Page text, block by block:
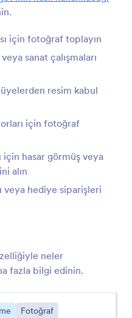
için fotoğraf toplayın
sanat çalışmaları
resim kabul
için fotoğraf
hasar görmüş veya
alın
veya hediye siparişleri
neler
fazla bilgi edinin.
Fotoğraf
imajları
aracılığıyla
seçenekleri ekleyin
hesabınıza